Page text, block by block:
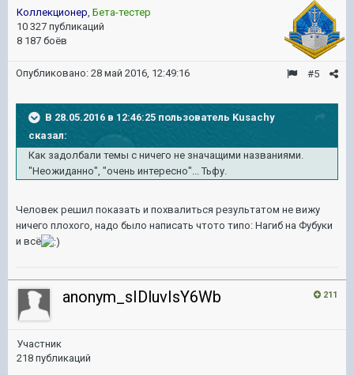
Коллекционер, Бета-тестер
10 327 публикаций
8 187 боёв
#5
Опубликовано: 28 май 2016, 12:49:16
В 28.05.2016 в 12:46:25 пользователь Kusachy
сказал:
Как задолбали темы с ничего не значащими названиями.
"Неожиданно", "очень интересно"... Тьфу.
Человек решил показать и похвалиться результатом не вижу
ничего плохого, надо было написать чтото типо: Нагиб на Фубуки
и всё
211
anonym_sIDluvIsY6Wb
Участник
218 публикаций